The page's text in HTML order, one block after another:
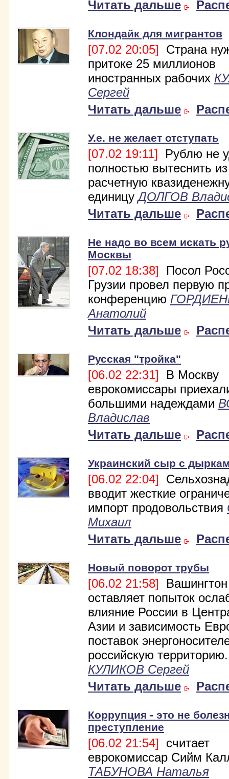
Читать дальше
Клондайк для мигрантов
[07.02 20:05] Страна
притоке 25 миллионов
иностранных рабочих
Сергей
Читать дальше
У.е. не желает отступать
[07.02 19:11] Рублю не
полностью вытеснить
расчетную
единицуДОЛГОВ
Читать дальше
Не надо во всем искать
Москвы
[07.02 18:38] Посол
Грузии провел первую
конференцию
Анатолий
Читать дальше
Русская "тройка"
[06.02 22:31] В Москву
еврокомиссары
большими надеждами
Владислав
Читать дальше
Украинский сыр с
[06.02 22:04]
вводит жесткие
импорт продовольствия
Михаил
Читать дальше
Новый поворот трубы
[06.02 21:58]
оставляет попыток
влияние России в
Азии и зависимость
поставок
российскую
КУЛИКОВ Сергей
Читать дальше
Коррупция - это не
преступление
[06.02 21:54] считает
еврокомиссар Сийм
ТАБУНОВА Наталья